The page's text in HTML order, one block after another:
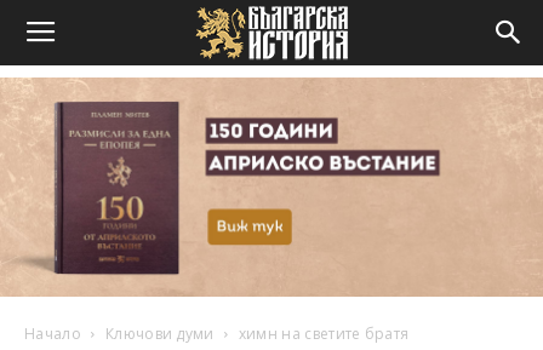
Начало Ключови думи химн на светите братя